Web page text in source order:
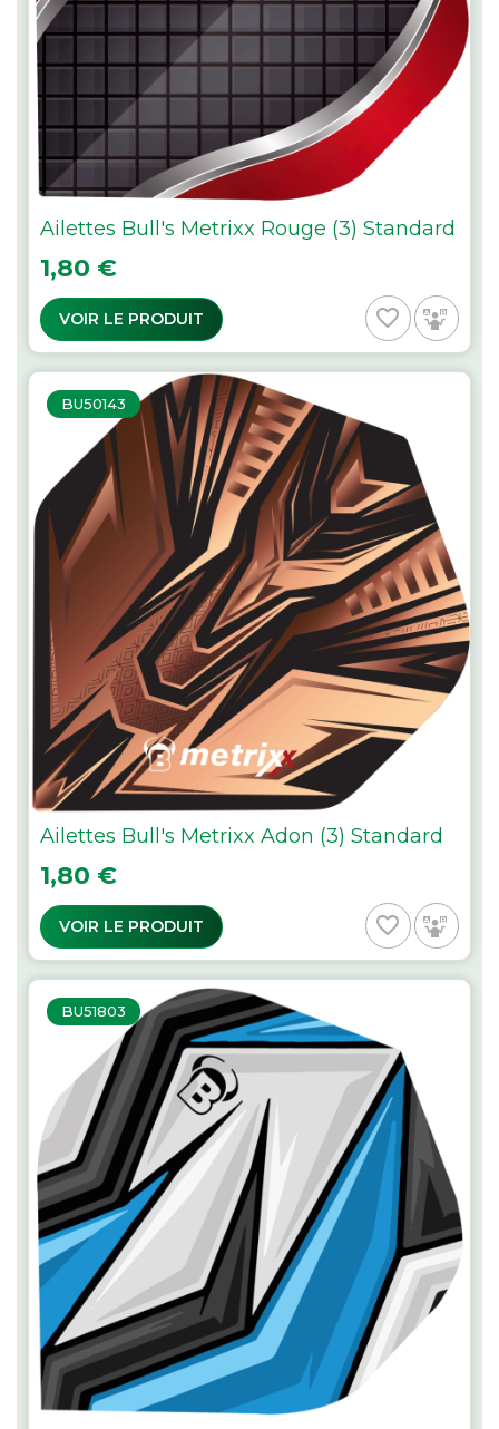
Ailettes Bull's Metrixx Rouge (3) Standard
Prix
1,80 €
VOIR LE PRODUIT favorite_border
BU50143
Ailettes Bull's Metrixx Adon (3) Standard
Prix
1,80 €
VOIR LE PRODUIT favorite_border
BU51803